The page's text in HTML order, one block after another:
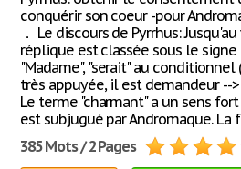
conquérir son coeur -pour
． Le discours de Pyrrhus:
réplique est classée sous le
"Madame", "serait" au
très appuyée, il est demandeur --
Le terme "charmant" a un sens
est subjugué par Andromaque. La
385 Mots / 2 Pages